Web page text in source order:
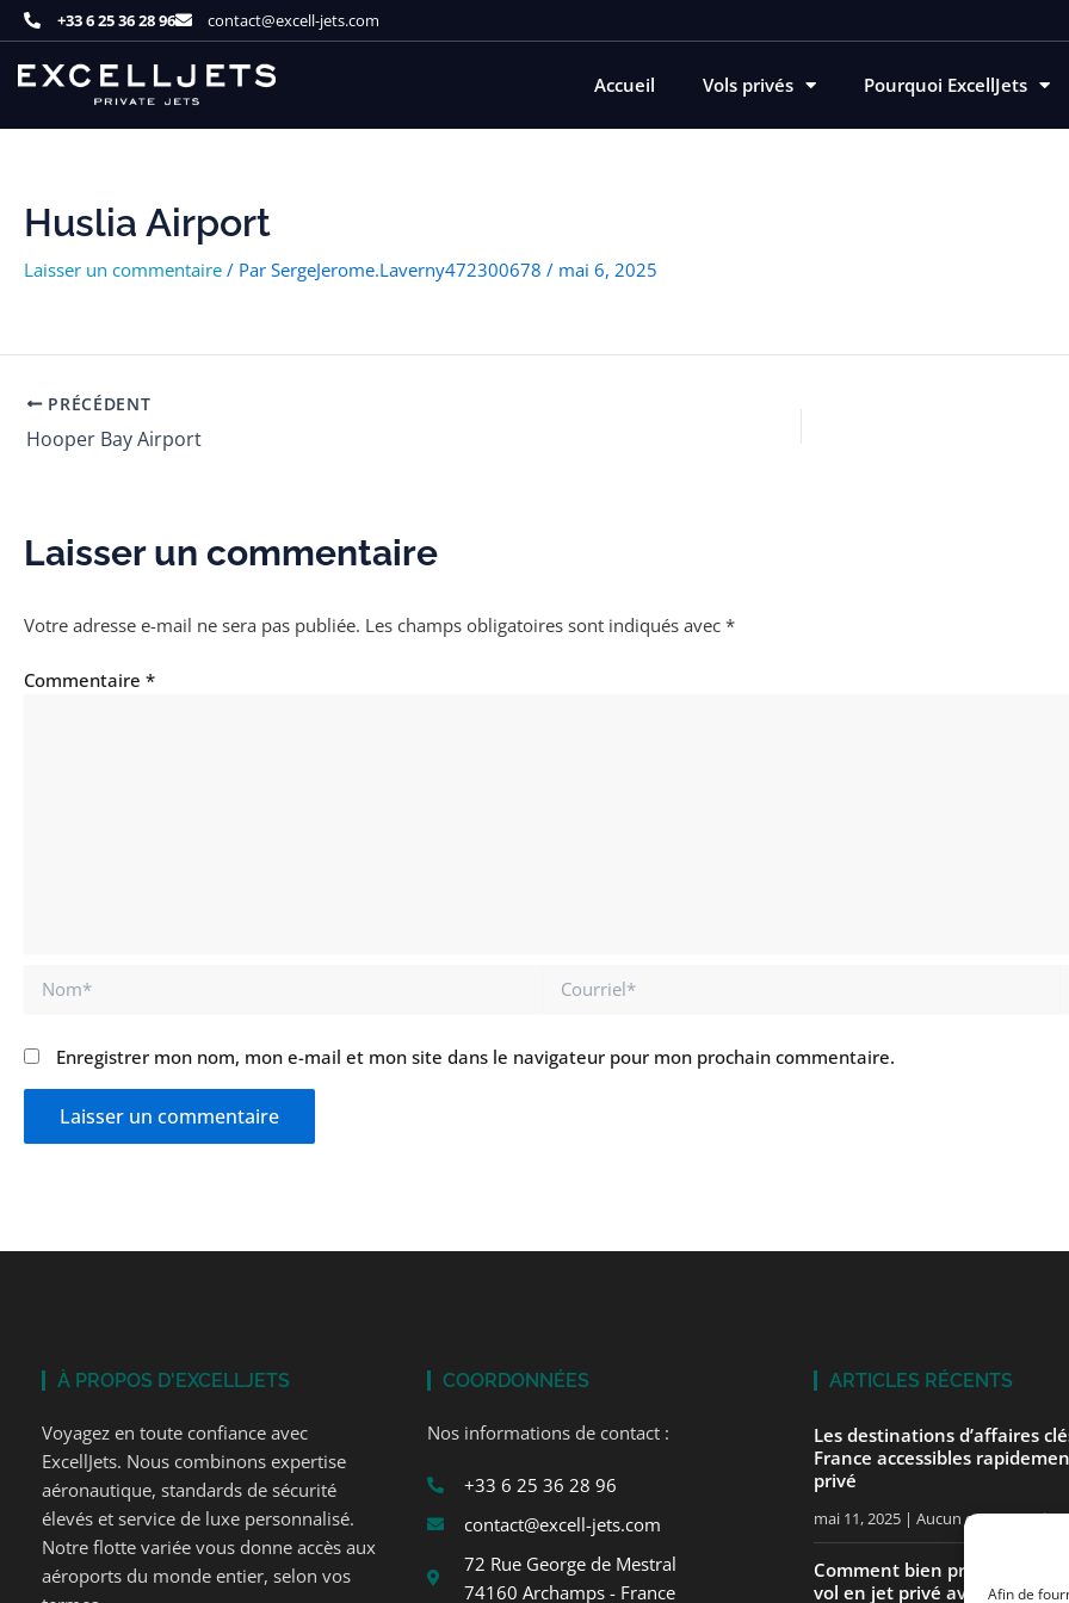
Afin de
Aller
au
contenu
+33 6 25 36 28 96 contact@excell-jets.com
Accueil Vols privés Pourquoi ExcellJets
Huslia Airport
Laisser un commentaire / Par SergeJerome.Laverny472300678 / mai 6, 2025
PRÉCÉDENT
Hooper Bay Airport
Laisser un commentaire
Votre adresse e-mail ne sera pas publiée. Les champs obligatoires sont indiqués avec *
Commentaire *
Nom* Courriel*
Enregistrer mon nom, mon e-mail et mon site dans le navigateur pour mon prochain commentaire.
À PROPOS D'EXCELLJETS
Voyagez en toute confiance avec
ExcellJets. Nous combinons expertise
aéronautique, standards de sécurité
élevés et service de luxe personnalisé.
Notre flotte variée vous donne accès aux
aéroports du monde entier, selon vos
COORDONNÉES
Nos informations de contact :
+33 6 25 36 28 96
contact@excell-jets.com
72 Rue George de Mestral
74160 Archamps - France
ARTICLES RÉCENTS
Les destinations d’affaires
France accessibles
privé
mai 11, 2025 Aucun commentaire
Comment bien préparer votre
vol en jet privé avec ExcellJets